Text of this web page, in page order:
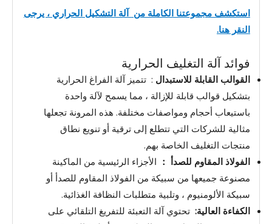
استكشف مجموعتنا الكاملة منآلة التشكيل الحراري ، يرجى
النقر هنا.
فوائد آلة التغليف الحرارية
القوالب القابلة للاستبدال : تتميز آلة الفراغ الحرارية
بتشكيل قوالب قابلة للإزالة ، مما يسمح لآلة واحدة
باستيعاب أحجام ومواصفات مختلفة. هذه المرونة تجعلها
مثالية للشركات التي تتطلع إلى ترقية أو تنويع نطاق
منتجات التغليف الخاصة بهم.
الفولاذ المقاوم للصدأ ： الأجزاء الرئيسية من الماكينة
مصنوعة جميعها من سبيكة من الفولاذ المقاوم للصدأ أو
سبيكة الألومنيوم ، وتلبية متطلبات النظافة الغذائية.
الكفاءة العالية: تحتوي آلة التعبئة للتفريغ التلقائي على